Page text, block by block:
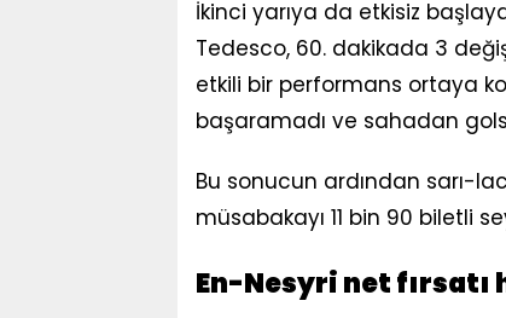
İkinci yarıya da etkisiz
Tedesco, 60. dakikada 3
etkili bir performans ortaya
başaramadı ve sahadan
Bu sonucun ardından sarı-
müsabakayı 11 bin 90 biletli
En-Nesyri net fırsatı